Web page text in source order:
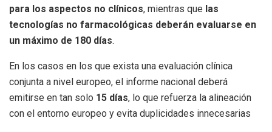
para los aspectos no clínicos, mientras que las
tecnologías no farmacológicas deberán evaluarse en
un máximo de 180 días.
En los casos en los que exista una evaluación clínica
conjunta a nivel europeo, el informe nacional deberá
emitirse en tan solo 15 días, lo que refuerza la alineación
con el entorno europeo y evita duplicidades innecesarias